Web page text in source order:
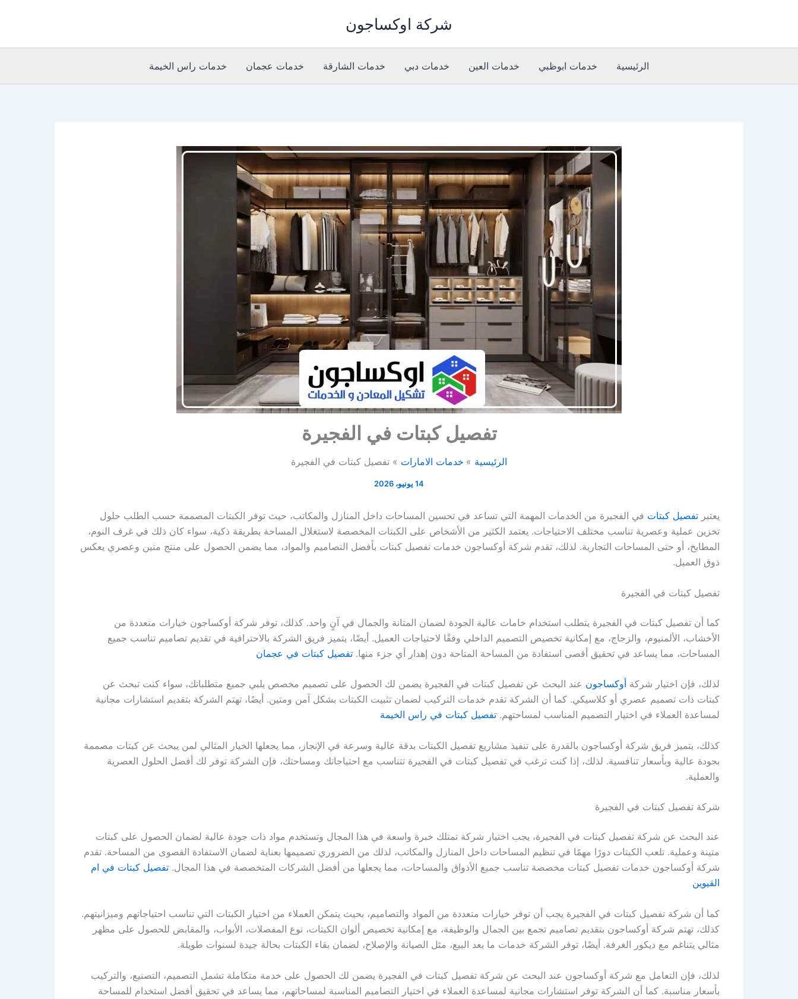
شركة اوكساجون
الرئيسية خدمات ابوظبي خدمات العين خدمات دبي خدمات الشارقة خدمات عجمان خدمات راس الخيمة
تفصيل كبتات في الفجيرة
الرئيسية خدمات الامارات تفصيل كبتات في الفجيرة
14 يونيو، 2026
يعتبر تفصيل كبتات في الفجيرة من الخدمات المهمة التي تساعد في تحسين المساحات داخل المنازل والمكاتب، حيث توفر الكبتات المصممة حسب الطلب حلول
تخزين عملية وعصرية تناسب مختلف الاحتياجات. يعتمد الكثير من الأشخاص على الكبتات المخصصة لاستغلال المساحة بطريقة ذكية، سواء كان ذلك في غرف النوم،
المطابخ، أو حتى المساحات التجارية. لذلك، تقدم شركة أوكساجون خدمات تفصيل كبتات بأفضل التصاميم والمواد، مما يضمن الحصول على منتج متين وعصري يعكس
ذوق العميل.
تفصيل كبتات في الفجيرة
كما أن تفصيل كبتات في الفجيرة يتطلب استخدام خامات عالية الجودة لضمان المتانة والجمال في آنٍ واحد. كذلك، توفر شركة أوكساجون خيارات متعددة من
الأخشاب، الألمنيوم، والزجاج، مع إمكانية تخصيص التصميم الداخلي وفقًا لاحتياجات العميل. أيضًا، يتميز فريق الشركة بالاحترافية في تقديم تصاميم تناسب جميع
المساحات، مما يساعد في تحقيق أقصى استفادة من المساحة المتاحة دون إهدار أي جزء منها. تفصيل كبتات في عجمان
لذلك، فإن اختيار شركة أوكساجون عند البحث عن تفصيل كبتات في الفجيرة يضمن لك الحصول على تصميم مخصص يلبي جميع متطلباتك، سواء كنت تبحث عن
كبتات ذات تصميم عصري أو كلاسيكي. كما أن الشركة تقدم خدمات التركيب لضمان تثبيت الكبتات بشكل آمن ومتين. أيضًا، تهتم الشركة بتقديم استشارات مجانية
لمساعدة العملاء في اختيار التصميم المناسب لمساحتهم. تفصيل كبتات في راس الخيمة
كذلك، يتميز فريق شركة أوكساجون بالقدرة على تنفيذ مشاريع تفصيل الكبتات بدقة عالية وسرعة في الإنجاز، مما يجعلها الخيار المثالي لمن يبحث عن كبتات مصممة
بجودة عالية وبأسعار تنافسية. لذلك، إذا كنت ترغب في تفصيل كبتات في الفجيرة تتناسب مع احتياجاتك ومساحتك، فإن الشركة توفر لك أفضل الحلول العصرية
والعملية.
شركة تفصيل كبتات في الفجيرة
عند البحث عن شركة تفصيل كبتات في الفجيرة، يجب اختيار شركة تمتلك خبرة واسعة في هذا المجال وتستخدم مواد ذات جودة عالية لضمان الحصول على كبتات
متينة وعملية. تلعب الكبتات دورًا مهمًا في تنظيم المساحات داخل المنازل والمكاتب، لذلك من الضروري تصميمها بعناية لضمان الاستفادة القصوى من المساحة. تقدم
شركة أوكساجون خدمات تفصيل كبتات مخصصة تناسب جميع الأذواق والمساحات، مما يجعلها من أفضل الشركات المتخصصة في هذا المجال. تفصيل كبتات في ام
القيوين
كما أن شركة تفصيل كبتات في الفجيرة يجب أن توفر خيارات متعددة من المواد والتصاميم، بحيث يتمكن العملاء من اختيار الكبتات التي تناسب احتياجاتهم وميزانيتهم.
كذلك، تهتم شركة أوكساجون بتقديم تصاميم تجمع بين الجمال والوظيفة، مع إمكانية تخصيص ألوان الكبتات، نوع المفصلات، الأبواب، والمقابض للحصول على مظهر
مثالي يتناغم مع ديكور الغرفة. أيضًا، توفر الشركة خدمات ما بعد البيع، مثل الصيانة والإصلاح، لضمان بقاء الكبتات بحالة جيدة لسنوات طويلة.
لذلك، فإن التعامل مع شركة أوكساجون عند البحث عن شركة تفصيل كبتات في الفجيرة يضمن لك الحصول على خدمة متكاملة تشمل التصميم، التصنيع، والتركيب
بأسعار مناسبة. كما أن الشركة توفر استشارات مجانية لمساعدة العملاء في اختيار التصاميم المناسبة لمساحاتهم، مما يساعد في تحقيق أفضل استخدام للمساحة